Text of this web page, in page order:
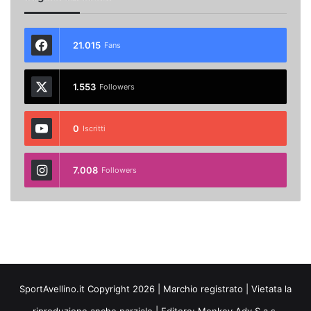
21.015 Fans
1.553 Followers
0 Iscritti
7.008 Followers
SportAvellino.it Copyright 2026 | Marchio registrato | Vietata la